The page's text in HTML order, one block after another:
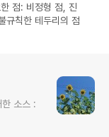
점: 비정형 점, 진
규칙한 테두리의 점
한 소스 :